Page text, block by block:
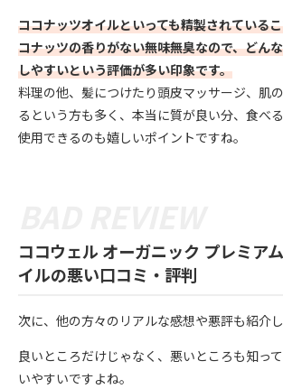
ココナッツオイルといっても精製されている
コナッツの香りがない無味無臭なので、どん
しやすいという評価が多い印象です。
料理の他、髪につけたり頭皮マッサージ、肌
るという方も多く、本当に質が良い分、食べ
使用できるのも嬉しいポイントですね。
ココウェル オーガニック プレミア
イルの悪い口コミ・評判
次に、他の方々のリアルな感想や悪評も紹介し
良いところだけじゃなく、悪いところも知っ
いやすいですよね。